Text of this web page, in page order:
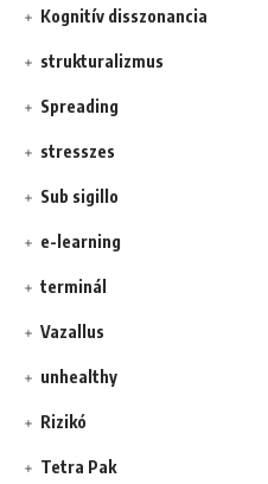
Kognitív disszonancia
strukturalizmus
Spreading
stresszes
Sub sigillo
e-learning
terminál
Vazallus
unhealthy
Rizikó
Tetra Pak